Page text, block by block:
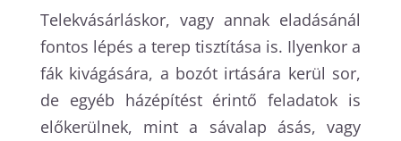
Telekvásárláskor, vagy annak eladásánál
fontos lépés a terep tisztítása is. Ilyenkor a
fák kivágására, a bozót irtására kerül sor,
de egyéb házépítést érintő feladatok is
előkerülnek, mint a sávalap ásás, vagy